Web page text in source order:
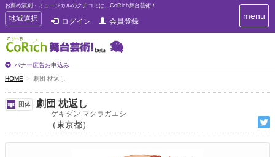
お薦め演劇・ミュージカルのクチコミは、CoRich舞台芸術！
T
o
g
g
e
n
a
v
i
a
t
地域選択 ログイン 会員登録
バナー広告お申込み
T
o
menu
HOME 劇団 枕返し
団体 劇団 枕返し
ゲキダン マクラガエシ
（東京都）